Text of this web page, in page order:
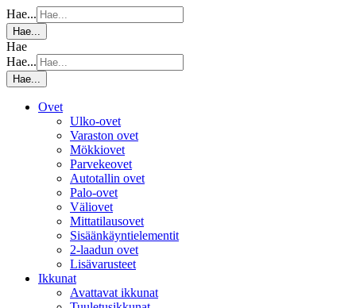
Hae...
Hae...
Hae
Hae...
Hae...
Ovet
Ulko-ovet
Varaston ovet
Mökkiovet
Parvekeovet
Autotallin ovet
Palo-ovet
Väliovet
Mittatilausovet
Sisäänkäyntielementit
2-laadun ovet
Lisävarusteet
Ikkunat
Avattavat ikkunat